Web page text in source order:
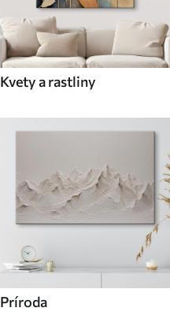
Kvety a rastliny
Príroda